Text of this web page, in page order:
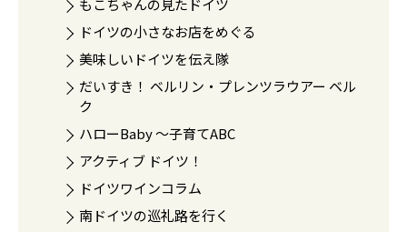
もこちゃんの見たドイツ
ドイツの小さなお店をめぐる
美味しいドイツを伝え隊
だいすき！ ベルリン・プレンツラウアー ベル
ク
ハローBaby 〜子育てABC
アクティブ ドイツ！
ドイツワインコラム
南ドイツの巡礼路を行く